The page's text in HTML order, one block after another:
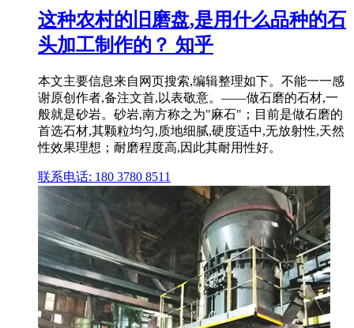
这种农村的旧磨盘,是用什么品种的石
头加工制作的？ 知乎
本文主要信息来自网页搜索,编辑整理如下。不能一一感
谢原创作者,备注文首,以表敬意。——做石磨的石材,一
般就是砂岩。砂岩,南方称之为"麻石"；目前是做石磨的
首选石材,其颗粒均匀,质地细腻,硬度适中,无放射性,天然
性效果理想；耐磨程度高,因此其耐用性好。
联系电话: 180 3780 8511